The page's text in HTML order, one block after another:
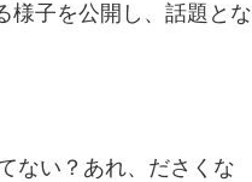
様子を公開し、話題とな
ない？あれ、ださくな